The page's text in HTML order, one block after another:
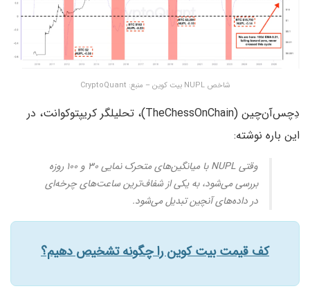
شاخص NUPL بیت کوین – منبع: CryptoQuant
دِچس‌آن‌چین (TheChessOnChain)، تحلیلگر کریپتوکوانت، در
این باره نوشته:
وقتی NUPL با میانگین‌های متحرک نمایی ۳۰ و ۱۰۰ روزه
بررسی می‌شود، به یکی از شفاف‌ترین ساعت‌های چرخه‌ای
در داده‌های آنچین تبدیل می‌شود.
کف قیمت بیت کوین را چگونه تشخیص دهیم؟